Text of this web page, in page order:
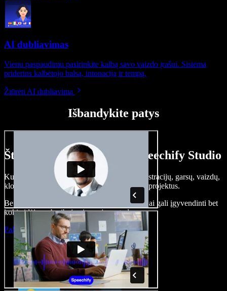
AI dubliavimas
Vienu paspaudimu pasirinkite kalbą savo vaizdo įrašui. Sistema
priderins kalbėtojo balsą, intonaciją ir tempą.
Žiūrėti AI dubliavimą
Išbandykite patys
Štai ką galite nuveikti su Speechify Studio
Kurkite įgarsinimus, pridėkite nemokamų iliustracijų, garsų, vaizdų,
klonuokite balsą – kurkite pilnus, įspūdingus projektus.
Be jokių mokymų ir viskas naršyklėje – kūrėjai gali įgyvendinti bet
kokią idėją, neberibojami senųjų metodų.
Paleisti studiją